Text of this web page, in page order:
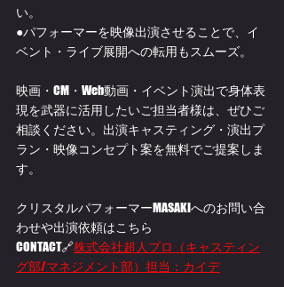
い。
●パフォーマーを映像出演させることで、イ
ベント・ライブ展開への転用もスムーズ。
映画・CM・Web動画・イベント演出で身体表
現を武器に活用したいご担当者様は、ぜひご
相談ください。出演キャスティング・演出プ
ラン・映像コンセプト案を無料でご提案しま
す。
クリスタルパフォーマーMASAKIへのお問い合
わせや出演依頼はこちら
CONTACT🔗株式会社超人プロ（キャスティン
グ部/マネジメント部）担当：カイデ